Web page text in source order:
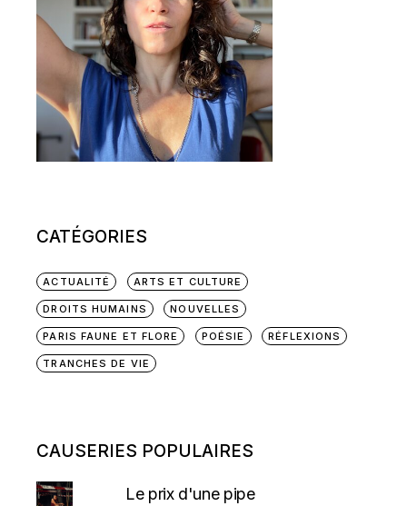
CATÉGORIES
ACTUALITÉ ARTS ET CULTURE
DROITS HUMAINS NOUVELLES
PARIS FAUNE ET FLORE POÉSIE RÉFLEXIONS
TRANCHES DE VIE
CAUSERIES POPULAIRES
Le prix d'une pipe